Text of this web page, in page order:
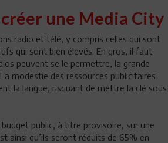
une Media City
radio et télé, y compris celles qui sont
qui sont bien élevés. En gros, il faut
peuvent se le permettre, la grande
modestie des ressources publicitaires
la langue, risquant de mettre la clé sous
budget public, à titre provisoire, sur une
ainsi qu’ils seront réduits de 65% en